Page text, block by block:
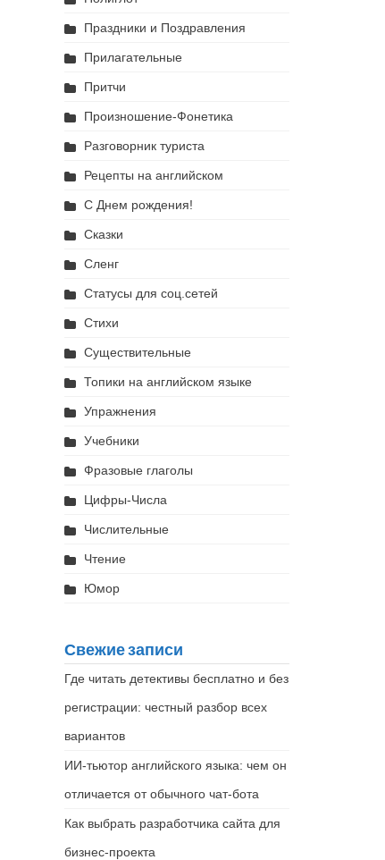
Праздники и Поздравления
Прилагательные
Притчи
Произношение-Фонетика
Разговорник туриста
Рецепты на английском
С Днем рождения!
Сказки
Сленг
Статусы для соц.сетей
Стихи
Существительные
Топики на английском языке
Упражнения
Учебники
Фразовые глаголы
Цифры-Числа
Числительные
Чтение
Юмор
Свежие записи
Где читать детективы бесплатно и без
регистрации: честный разбор всех
вариантов
ИИ-тьютор английского языка: чем он
отличается от обычного чат-бота
Как выбрать разработчика сайта для
бизнес-проекта